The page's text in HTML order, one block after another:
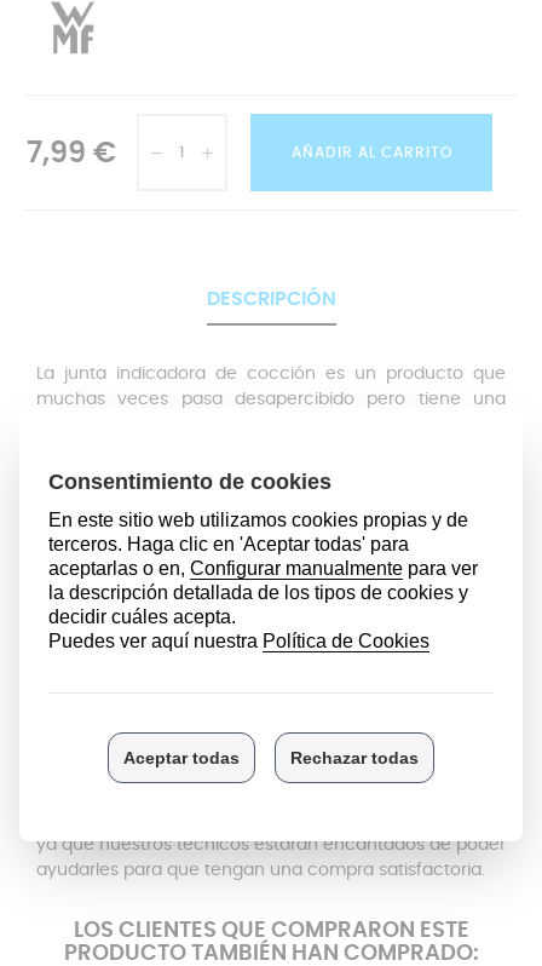
7,99 € AÑADIR AL CARRITO
DESCRIPCIÓN
La junta indicadora de cocción es un producto que
muchas veces pasa desapercibido pero tiene una
vapor de dentro de la olla quiere empezar a salir, hace
fuerza contra la junta, y estáproduce que la válvula se
levante, así haciéndote saber en qué momento de
cocción se encuentra el cocinado. En caso de que este
accesorio este rotoo no cumpla su función
correctamente, el vapor de la olla se escapara por el
causando así un mal funcionamiento de la olla y una
En Anakel Home estamos encantados de poder
ya que nuestros técnicos estarán encantados de poder
ayudarles para que tengan una compra satisfactoria.
LOS CLIENTES QUE COMPRARON ESTE
PRODUCTO TAMBIÉN HAN COMPRADO: